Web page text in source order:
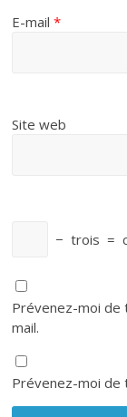
E-mail*
Site web
− trois =
Prévenez-moi de
mail.
Prévenez-moi de